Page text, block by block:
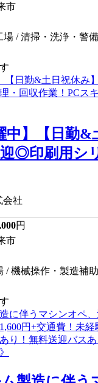
市
場 / 清掃・洗浄・警
中】【日勤
◎印刷用シ
会社
円
市
/ 機械操作・製造補